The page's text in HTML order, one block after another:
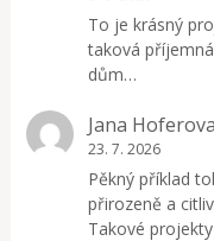
To je krásný
taková
dům…
Jana
23. 7. 2026
Pěkný příklad
přirozeně a
Takové